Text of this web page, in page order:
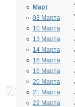
Март
03 Марта
10 Марта
13 Марта
14 Марта
16 Марта
16 Марта
20 Марта
21 Марта
22 Марта